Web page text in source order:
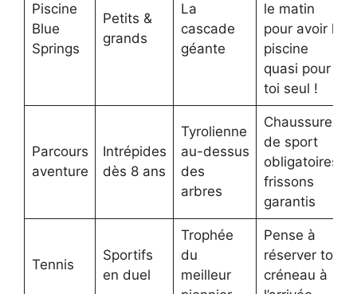
Piscine
Blue
Springs
Petits &
grands
La
cascade
géante
le matin
pour avoir la
piscine
quasi pour
toi seul !
Parcours
aventure
Intrépides
dès 8 ans
Tyrolienne
au-dessus
des
arbres
Chaussures
de sport
obligatoires,
frissons
garantis
Tennis
Sportifs
en duel
Trophée
du
meilleur
Pense à
réserver ton
créneau à